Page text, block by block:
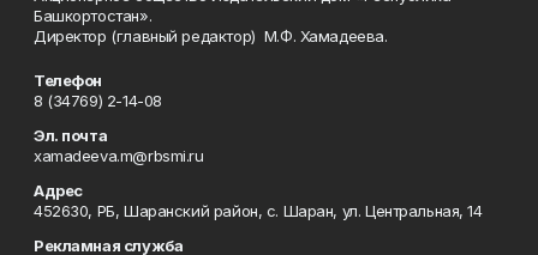
Башкортостан».
Директор (главный редактор) М.Ф. Хамадеева.
Телефон
8 (34769) 2-14-08
Эл. почта
xamadeeva.m@rbsmi.ru
Адрес
452630, РБ, Шаранский район, с. Шаран, ул. Центральная, 14
Рекламная служба